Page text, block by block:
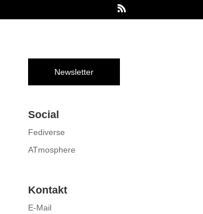
Newsletter
Social
Fediverse
ATmosphere
Kontakt
E-Mail